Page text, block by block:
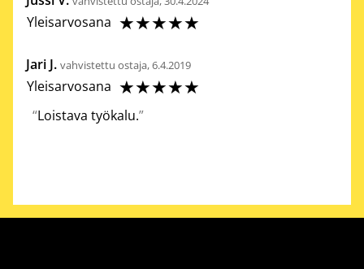
Yleisarvosana ☆☆☆☆☆
Jari J. vahvistettu ostaja, 6.4.2019
Yleisarvosana ☆☆☆☆☆
Loistava työkalu.